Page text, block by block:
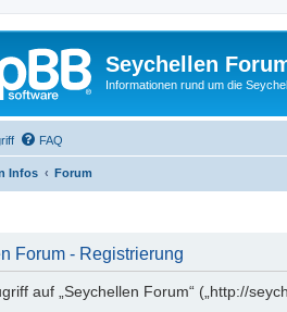
Seychellen
Informationen rund um die
FAQ
Infos Forum
Forum - Registrierung
auf „Seychellen Forum“ („http://